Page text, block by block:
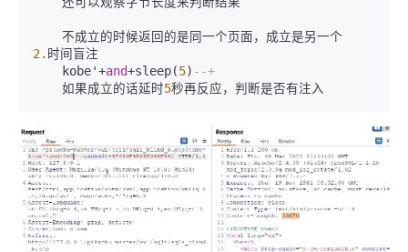
2. 时间盲注
    kobe'+
and+sleep(5) --+
    如果成立的话延时
5